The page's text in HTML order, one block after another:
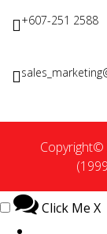
+607-251 2588
Copyright©
Click Me X